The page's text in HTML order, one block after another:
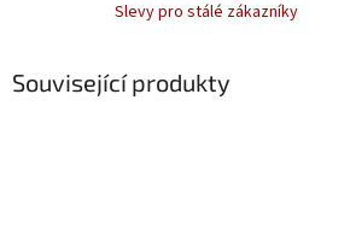
Slevy pro stálé zákazníky
Související produkty